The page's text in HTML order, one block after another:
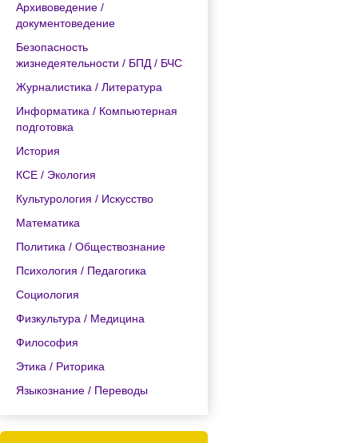
Архивоведение /
документоведение
Безопасность
жизнедеятельности / БПД / БЧС
Журналистика / Литература
Информатика / Компьютерная
подготовка
История
КСЕ / Экология
Культурология / Искусство
Математика
Политика / Обществознание
Психология / Педагогика
Социология
Физкультура / Медицина
Философия
Этика / Риторика
Языкознание / Переводы